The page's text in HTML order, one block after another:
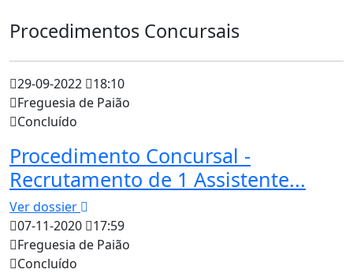
Procedimentos Concursais
29-09-2022
18:10
Freguesia de Paião
Concluído
Procedimento Concursal -
Recrutamento de 1 Assistente...
Ver dossier
07-11-2020
17:59
Freguesia de Paião
Concluído